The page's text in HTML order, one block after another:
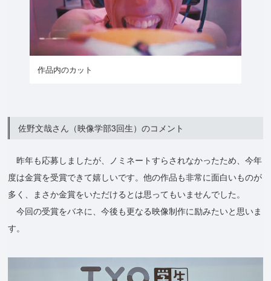
作品内のカット
佐野文哉さん（映像学部3回生）のコメント
昨年も応募しましたが、ノミネートすらされなかったため、今年
度は金賞を受賞できて嬉しいです。他の作品も非常に面白いものが
多く、まさか金賞をいただけるとは思ってもいませんでした。
今回の受賞をバネに、今後も更なる映像制作に励みたいと思いま
す。